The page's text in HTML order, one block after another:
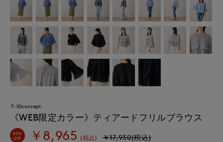
7-IDconcept.
《WEB限定カラー》ティアードフリルブラウス
50%
OFF
￥8,965 (税込) ￥17,930(税込)